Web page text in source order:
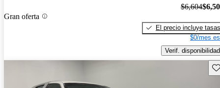
Gran oferta
$6,604
El precio incluye tasas
$0/mes
Verif. disponibilidad